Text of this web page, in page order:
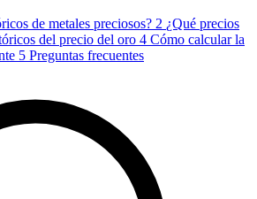
de metales preciosos? 2 ¿Qué precios
del precio del oro 4 Cómo calcular la
5 Preguntas frecuentes